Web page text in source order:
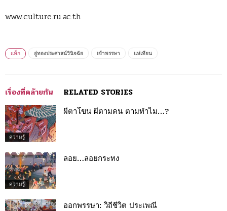
www.culture.ru.ac.th
แท็ก อู่ทองประศาสน์วินิจฉัย เข้าพรรษา แห่เทียน
เรื่องที่คล้ายกัน RELATED STORIES
ความรู้
ผีตาโขน ผีตามคน ตามทำไม…?
ความรู้
ลอย…ลอยกระทง
ออกพรรษา: วิถีชีวิต ประเพณี